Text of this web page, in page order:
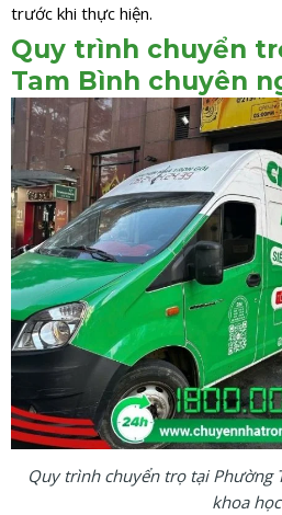
trước khi thực hiện.
Quy trình chuyển
Tam Bình chuyên
Quy trình chuyển trọ tại Phường
khoa học